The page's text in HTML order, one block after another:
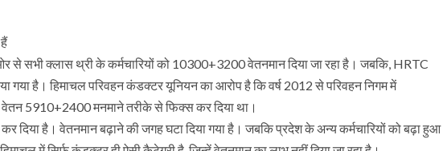
सभी क्लास थ्री के कर्मचारियों को 10300+3200 वेतनमान दिया जा रहा है। जबकि, HRTC
गया है। हिमाचल परिवहन कंडक्टर यूनियन का आरोप है कि वर्ष 2012 से परिवहन निगम में
वेतन 5910+2400 मनमाने तरीके से फिक्स कर दिया था।
है। वेतनमान बढ़ाने की जगह घटा दिया गया है। जबकि प्रदेश के अन्य कर्मचारियों को बढ़ा हुआ